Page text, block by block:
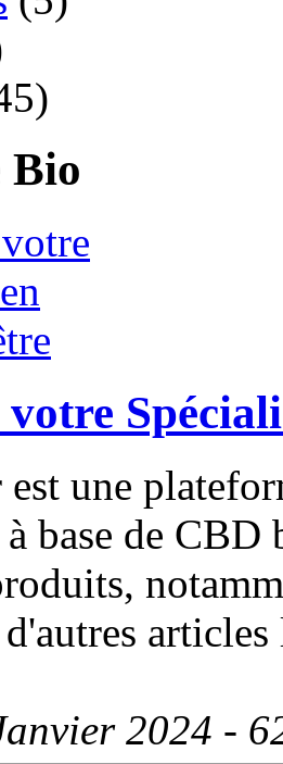
Bio
une
base de
2024 -